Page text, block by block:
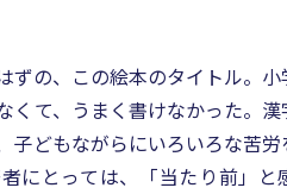
ずの、この絵本のタイトル。小
くて、うまく書けなかった。
子どもながらにいろいろな苦
にとっては、「当たり前」と